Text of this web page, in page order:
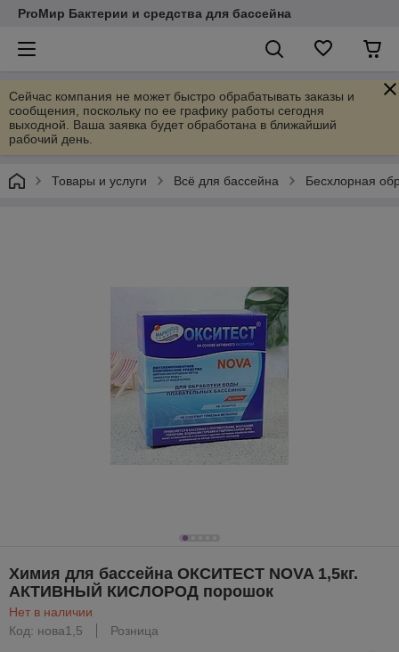
ProМир Бактерии и средства для бассейна
Сейчас компания не может быстро обрабатывать заказы и
сообщения, поскольку по ее графику работы сегодня
выходной. Ваша заявка будет обработана в ближайший
рабочий день.
Товары и услуги Всё для бассейна Бесхлорная
Химия для бассейна ОКСИТЕСТ NOVA 1,5кг.
АКТИВНЫЙ КИСЛОРОД порошок
Нет в наличии
Код: нова1,5
Розница